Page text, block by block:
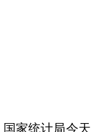
国家统计局今天